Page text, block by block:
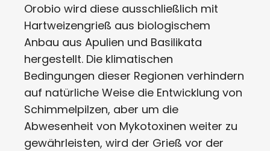
Orobio wird diese ausschließlich mit
Hartweizengrieß aus biologischem
Anbau aus Apulien und Basilikata
hergestellt. Die klimatischen
Bedingungen dieser Regionen verhindern
auf natürliche Weise die Entwicklung von
Schimmelpilzen, aber um die
Abwesenheit von Mykotoxinen weiter zu
gewährleisten, wird der Grieß vor der